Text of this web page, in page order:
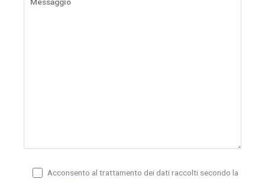
Acconsento al trattamento dei dati raccolti secondo la